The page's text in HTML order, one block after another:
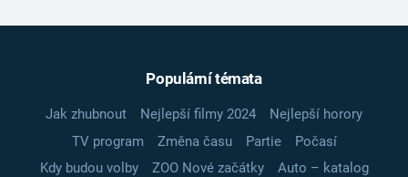
Populární témata
Jak zhubnout Nejlepší filmy 2024
Nejlepší horory
TV program
Změna času Partie
Počasí
Kdy budou volby
ZOO Nové začátky
Auto – katalog